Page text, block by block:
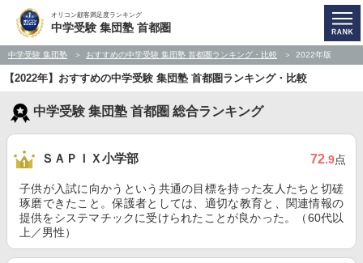
オリコン顧客満足度ランキング
中学受験 集団塾 首都圏
中学受験 集団塾 おすすめの中学受験 集団塾 首都圏ランキング・比較 2022年版
【2022年】おすすめの中学受験 集団塾 首都圏ランキング・比較
中学受験 集団塾 首都圏 総合ランキング
ＳＡＰＩＸ小学部 72.9点
子供が入試に向かうという共通の目標を持った友人たちと切磋
琢磨できたこと。保護者としては、適切な教育と、関連情報の
提供をシステマチックに受けられたことが良かった。（60代以
上／男性）